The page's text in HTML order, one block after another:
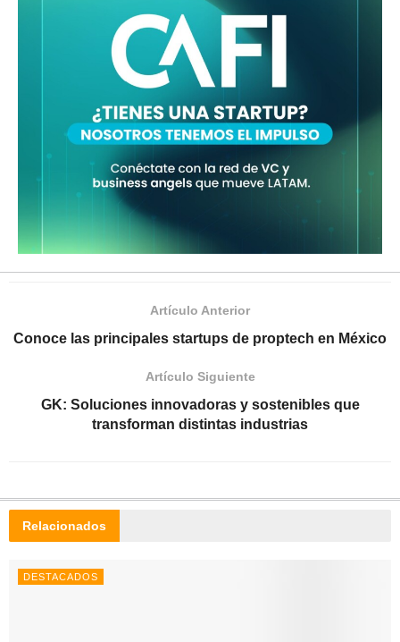
Artículo Anterior
Conoce las principales startups de proptech en México
Artículo Siguiente
GK: Soluciones innovadoras y sostenibles que
transforman distintas industrias
Relacionados
DESTACADOS